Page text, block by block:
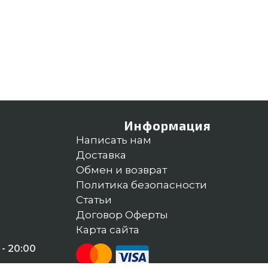
20:00
Информация
Написать нам
Доставка
Обмен и возврат
Политика безопасности
Статьи
Договор Оферты
Карта сайта